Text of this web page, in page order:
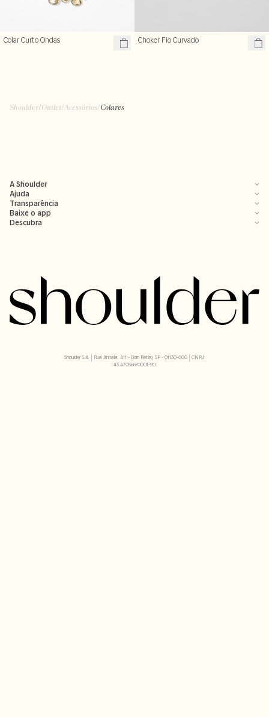
Colar Curto Ondas Choker Fio Curvado
Shoulder/Outlet/Acessórios/Colares
A Shoulder
Ajuda
Transparência
Baixe o app
Descubra
Shoulder S.A. | Rua Anhaia, 411 - Bom Retiro, SP - 01130-000 | CNPJ:
43.470566/0001-90